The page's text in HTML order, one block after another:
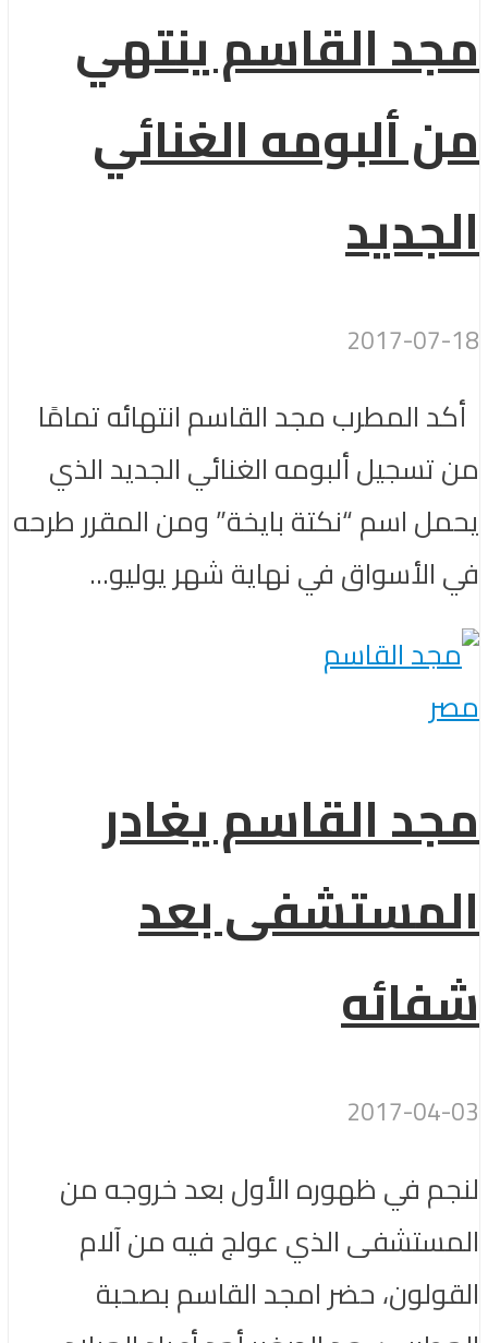
مجد القاسم ينتهي
من ألبومه الغنائي
الجديد
2017-07-18
أكد المطرب مجد القاسم انتهائه تمامًا
من تسجيل ألبومه الغنائي الجديد الذي
يحمل اسم “نكتة بايخة” ومن المقرر طرحه
في الأسواق في نهاية شهر يوليو...
مصر
مجد القاسم يغادر
المستشفى بعد
شفائه
2017-04-03
لنجم في ظهوره الأول بعد خروجه من
المستشفى الذي عولج فيه من آلام
القولون، حضر امجد القاسم بصحبة